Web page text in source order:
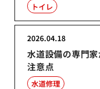
トイレ
水道設備の専門
注意点
2026.04.18
水道修理